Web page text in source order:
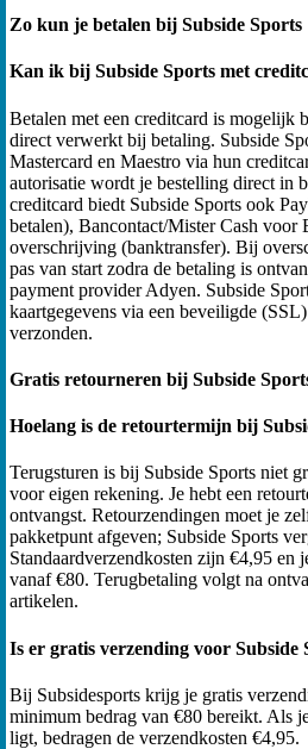
Zo kun je betalen bij Subside Sports
Kan ik bij Subside Sports met
Betalen met een creditcard is mogelijk
direct verwerkt bij betaling. Subside
Mastercard en Maestro via hun
autorisatie wordt je bestelling direct in
creditcard biedt Subside Sports ook
betalen), Bancontact/Mister Cash voor
overschrijving (banktransfer). Bij
pas van start zodra de betaling is
payment provider Adyen. Subside
kaartgegevens via een beveiligde
verzonden.
Gratis retourneren bij Subside
Hoelang is de retourtermijn bij
Terugsturen is bij Subside Sports niet
voor eigen rekening. Je hebt een
ontvangst. Retourzendingen moet je
pakketpunt afgeven; Subside Sports
Standaardverzendkosten zijn €4,95 en
vanaf €80. Terugbetaling volgt na
artikelen.
Is er gratis verzending voor Subside
Bij Subsidesports krijg je gratis
minimum bedrag van €80 bereikt. Als
ligt, bedragen de verzendkosten €4,95.